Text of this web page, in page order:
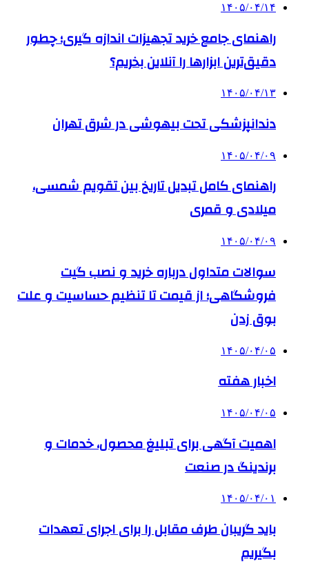
۱۴۰۵/۰۴/۱۴
راهنمای جامع خرید تجهیزات اندازه گیری؛ چطور
دقیق‌ترین ابزارها را آنلاین بخریم؟
۱۴۰۵/۰۴/۱۳
دندانپزشکی تحت بیهوشی در شرق تهران
۱۴۰۵/۰۴/۰۹
راهنمای کامل تبدیل تاریخ بین تقویم شمسی،
میلادی و قمری
۱۴۰۵/۰۴/۰۹
سوالات متداول درباره خرید و نصب گیت
فروشگاهی؛ از قیمت تا تنظیم حساسیت و علت
بوق زدن
۱۴۰۵/۰۴/۰۵
اخبار هفته
۱۴۰۵/۰۴/۰۵
اهمیت آگهی برای تبلیغ محصول، خدمات و
برندینگ در صنعت
۱۴۰۵/۰۴/۰۱
باید گریبان طرف مقابل را برای اجرای تعهدات
بگیریم